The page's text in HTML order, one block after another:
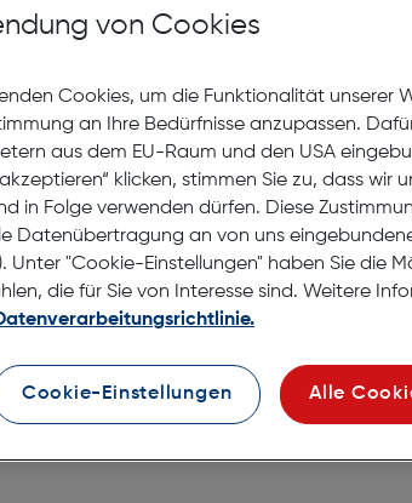
von Cookies
Cookies, um die Funktionalität unserer
an Ihre Bedürfnisse anzupassen.
aus dem EU-Raum und den USA
klicken, stimmen Sie zu, dass wir
in Folge verwenden dürfen. Diese
Datenübertragung an von uns
Unter "Cookie-Einstellungen" haben Sie die
die für Sie von Interesse sind. Weitere
Cookie-Einstellungen Alle